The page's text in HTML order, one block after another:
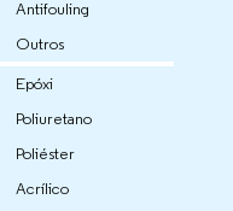
Antifouling
Outros
Epóxi
Poliuretano
Poliéster
Acrílico